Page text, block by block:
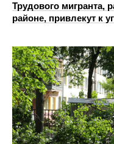
Трудового мигранта,
районе, привлекут к